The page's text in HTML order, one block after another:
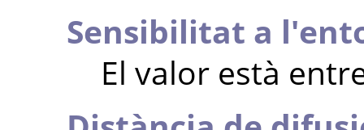
Sensibilitat a
El valor està